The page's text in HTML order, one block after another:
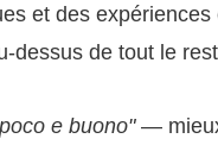
et des
dessus de tout le
e buono"— mieux